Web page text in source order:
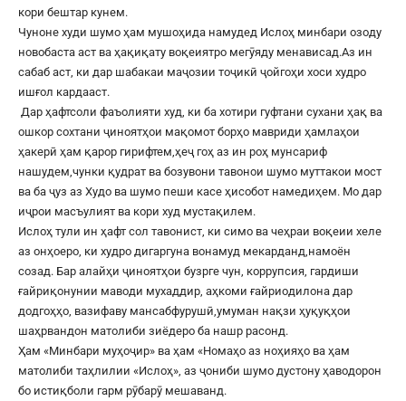
кори бештар кунем.
Чуноне худи шумо ҳам мушоҳида намудед Ислоҳ минбари озоду
новобаста аст ва ҳақиқату воқеиятро мегӯяду менависад.Аз ин
сабаб аст, ки дар шабакаи маҷозии тоҷикӣ ҷойгоҳи хоси худро
ишғол кардааст.
Дар ҳафтсоли фаъолияти худ, ки ба хотири гуфтани сухани ҳақ ва
ошкор сохтани ҷиноятҳои мақомот борҳо мавриди ҳамлаҳои
ҳакерӣ ҳам қарор гирифтем,ҳеҷ гоҳ аз ин роҳ мунсариф
нашудем,чунки қудрат ва бозувони тавонои шумо муттакои мост
ва ба ҷуз аз Худо ва шумо пеши касе ҳисобот намедиҳем. Мо дар
иҷрои масъулият ва кори худ мустақилем.
Ислоҳ тули ин ҳафт сол тавонист, ки симо ва чеҳраи воқеии хеле
аз онҳоеро, ки худро дигаргуна вонамуд мекарданд,намоён
созад. Бар алайҳи ҷиноятҳои бузрге чун, коррупсия, гардиши
ғайриқонунии маводи мухаддир, аҳкоми ғайриодилона дар
додгоҳҳо, вазифаву мансабфурушӣ,умуман нақзи ҳуқуқҳои
шаҳрвандон матолиби зиёдеро ба нашр расонд.
Ҳам «Минбари муҳоҷир» ва ҳам «Номаҳо аз ноҳияҳо ва ҳам
матолиби таҳлилии «Ислоҳ», аз ҷониби шумо дустону ҳаводорон
бо истиқболи гарм рӯбарӯ мешаванд.